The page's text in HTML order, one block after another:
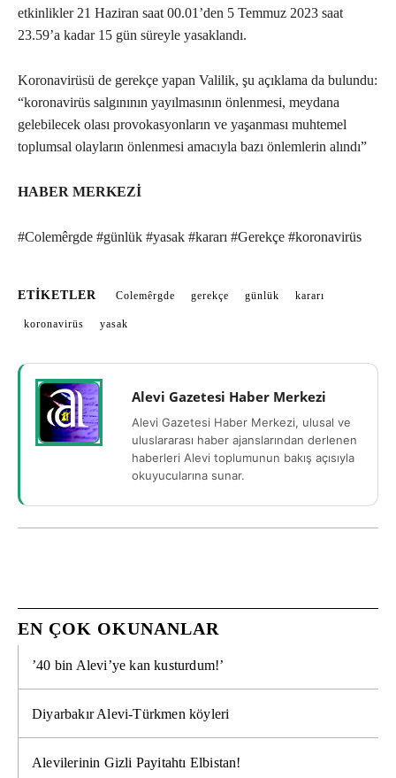
etkinlikler 21 Haziran saat 00.01’den 5 Temmuz 2023 saat
23.59’a kadar 15 gün süreyle yasaklandı.
Koronavirüsü de gerekçe yapan Valilik, şu açıklama da bulundu:
“koronavirüs salgınının yayılmasının önlenmesi, meydana
gelebilecek olası provokasyonların ve yaşanması muhtemel
toplumsal olayların önlenmesi amacıyla bazı önlemlerin alındı”
HABER MERKEZİ
#Colemêrgde #günlük #yasak #kararı #Gerekçe #koronavirüs
ETIKETLER Colemêrgde gerekçe günlük kararı
koronavirüs yasak
Alevi Gazetesi Haber Merkezi
Alevi Gazetesi Haber Merkezi, ulusal ve
uluslararası haber ajanslarından derlenen
haberleri Alevi toplumunun bakış açısıyla
okuyucularına sunar.
EN ÇOK OKUNANLAR
’40 bin Alevi’ye kan kusturdum!’
Diyarbakır Alevi-Türkmen köyleri
Alevilerinin Gizli Payitahtı Elbistan!